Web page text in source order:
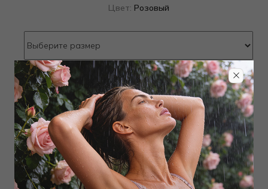
Цвет: Розовый
Определить размер
Наличие в магазинах
ТОВАР РАСПРОДАН
Добавить в избранное